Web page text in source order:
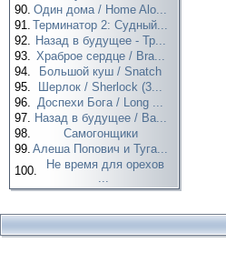
90. Один дома / Home Alo...
91. Терминатор 2: Судный...
92. Назад в будущее - Тр...
93. Храброе сердце / Bra...
94.
Большой куш / Snatch
95.
Шерлок / Sherlock (3...
96. Доспехи Бога / Long ...
97. Назад в будущее / Ba...
98.
Самогонщики
99. Алеша Попович и Туга...
100.
Не время для орехов
...